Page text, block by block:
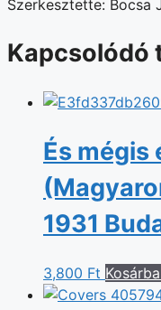
Szerkesztette: Bocsa
Kapcsolódó
És mégis
1931
3,800 Ft